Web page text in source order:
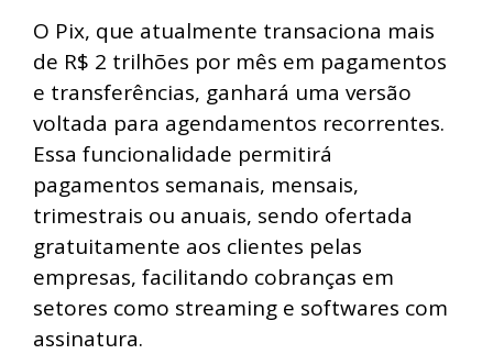
O Pix, que atualmente transaciona mais
de R$ 2 trilhões por mês em pagamentos
e transferências, ganhará uma versão
voltada para agendamentos recorrentes.
Essa funcionalidade permitirá
pagamentos semanais, mensais,
trimestrais ou anuais, sendo ofertada
gratuitamente aos clientes pelas
empresas, facilitando cobranças em
setores como streaming e softwares com
assinatura.